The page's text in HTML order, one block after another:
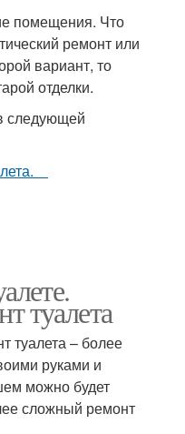
помещения. Что
ремонт или
вариант, то
отделки.
следующей
туалета
туалета – более
руками и
можно будет
сложный ремонт